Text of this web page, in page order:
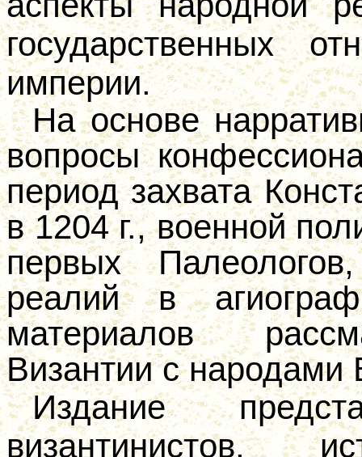
государственных
империи.
На основе
вопросы
период захвата
в 1204 г., военной
первых
реалий в
материалов
Византии с народами
Издание
византинистов,